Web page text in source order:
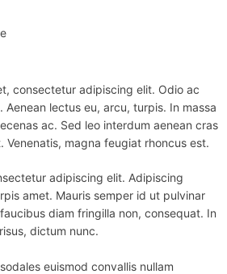
consectetur adipiscing elit. Odio ac
Aenean lectus eu, arcu, turpis. In massa
ac. Sed leo interdum aenean cras
magna feugiat rhoncus est.
adipiscing elit. Adipiscing
amet. Mauris semper id ut pulvinar
diam fringilla non, consequat. In
dictum nunc.
euismod convallis nullam